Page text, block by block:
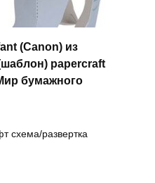
(Canon) из
papercraft
бумажного
схема/развертка